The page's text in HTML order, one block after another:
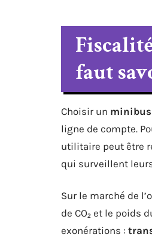
faut
Choisir un minibus
ligne de compte.
utilitaire peut être
qui surveillent
Sur le marché de
de CO₂ et le poids
exonérations :